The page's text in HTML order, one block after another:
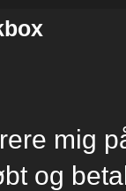
mig
og